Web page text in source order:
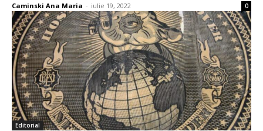
Caminski Ana Maria - iulie 19, 2022 0
Editorial